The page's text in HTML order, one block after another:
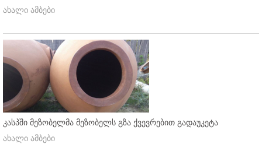
ახალი ამბები
კასპში მეზობელმა მეზობელს გზა ქვევრებით გადაუკეტა
ახალი ამბები